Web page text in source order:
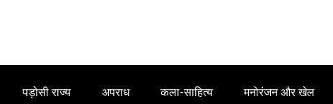
पड़ोसी राज्य अपराध कला-साहित्य मनोरंजन और खेल